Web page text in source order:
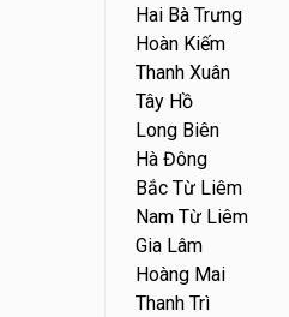
Hai Bà Trưng
Hoàn Kiếm
Thanh Xuân
Tây Hồ
Long Biên
Hà Đông
Bắc Từ Liêm
Nam Từ Liêm
Gia Lâm
Hoàng Mai
Thanh Trì